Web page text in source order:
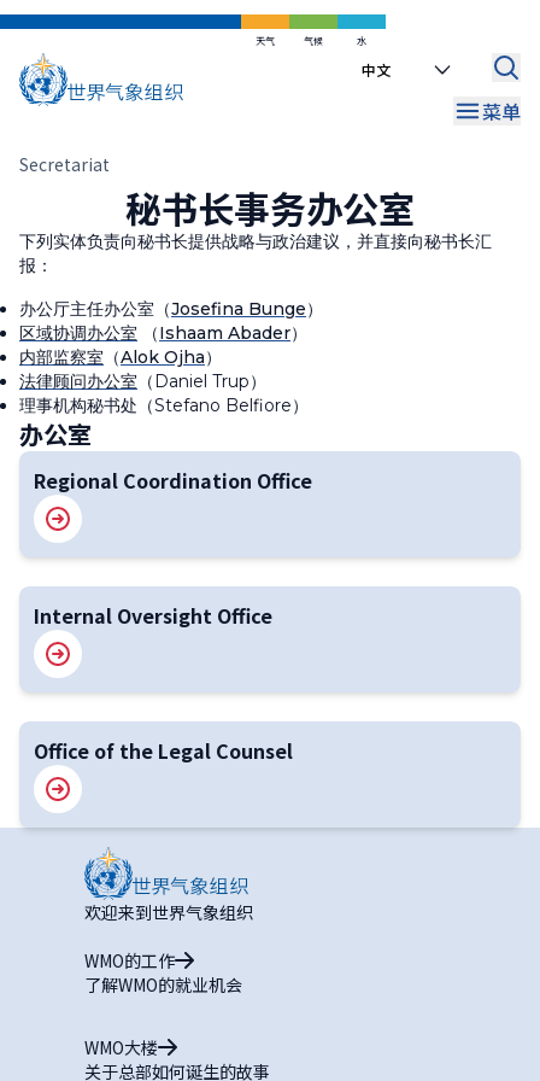
跳
天气 气候 水
Select
菜单
面
屑
Secretariat
秘书长事务办公室
下列实体负责向秘书长提供战略与政治建议，并直接向秘书长汇
报：
办公厅主任办公室（Josefina Bunge）
区域协调办公室
（Ishaam Abader）
内部监察室 （Alok Ojha）
法律顾问办公室 （ Daniel Trup）
理事机构秘书处（Stefano Belfiore）
办公室
Regional Coordination Office
Internal Oversight Office
Office of the Legal Counsel
欢迎来到世界气象组织
WMO的工作
了解WMO的就业机会
WMO大楼
关于总部如何诞生的故事